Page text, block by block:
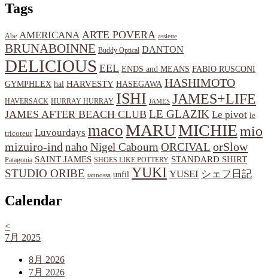
Tags
Abe AMERICANA ARTE POVERA assiette
BRUNABOINNE Buddy Optical DANTON
DELICIOUS EEL ENDS and MEANS FABIO RUSCONI
GYMPHLEX hal HARVESTY HASEGAWA HASHIMOTO
HAVERSACK HURRAY HURRAY ISHI JAMES JAMES+LIFE
JAMES AFTER BEACH CLUB LE GLAZIK Le pivot le
tricoteur Luvourdays macoMARUMICHIEmio
mizuiro-indnaho Nigel Cabourn ORCIVAL orSlow
Patagonia SAINT JAMES SHOES LIKE POTTERY STANDARD SHIRT
STUDIO ORIBE tannossa unfil YUKI YUSEI シェフ日記
Calendar
<
7月 2025
8月 2026
7月 2026